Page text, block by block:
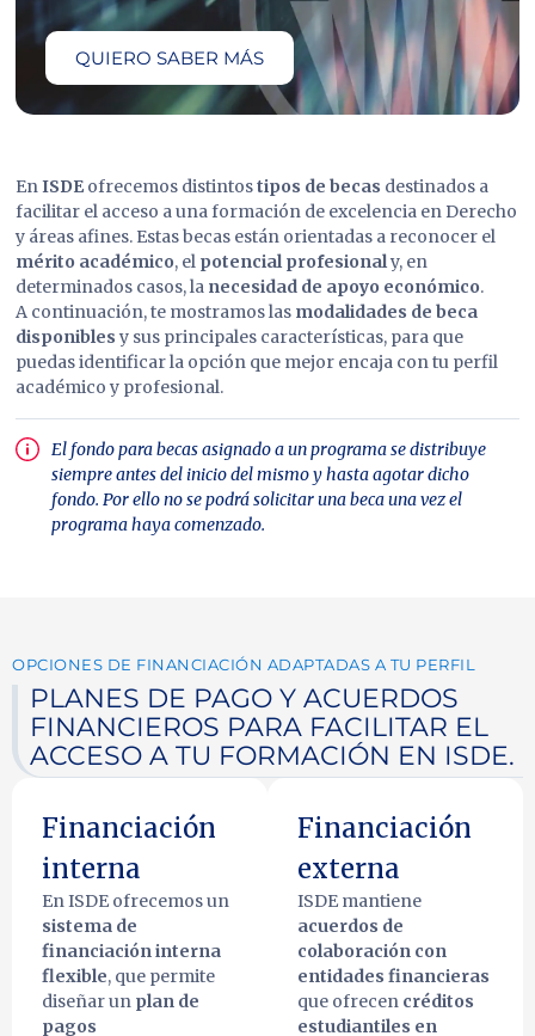
QUIERO SABER MÁS
EnISDE ofrecemos distintostipos de becas destinados a
facilitar el acceso a una formación de excelencia en Derecho
y áreas afines. Estas becas están orientadas a reconocer el
mérito académico, el potencial profesionaly, en
determinados casos, la necesidad de apoyo económico.
A continuación, te mostramos las modalidades de beca
disponibles y sus principales características, para que
puedas identificar la opción que mejor encaja con tu perfil
académico y profesional.
El fondo para becas asignado a un programa se distribuye
siempre antes del inicio del mismo y hasta agotar dicho
fondo. Por ello no se podrá solicitar una beca una vez el
programa haya comenzado.
OPCIONES DE FINANCIACIÓN ADAPTADAS A TU PERFIL
PLANES DE PAGO Y ACUERDOS
FINANCIEROS PARA FACILITAR EL
ACCESO A TU FORMACIÓN EN ISDE.
Financiación
interna
En ISDE ofrecemos un
sistema de
financiación interna
flexible, que permite
diseñar un plan de
pagos
Financiación
externa
ISDE mantiene
acuerdos de
colaboración con
entidades financieras
que ofrecen créditos
estudiantiles en